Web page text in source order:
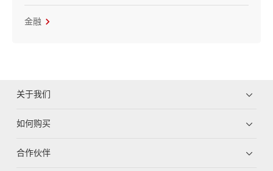
金融
关于我们
如何购买
合作伙伴